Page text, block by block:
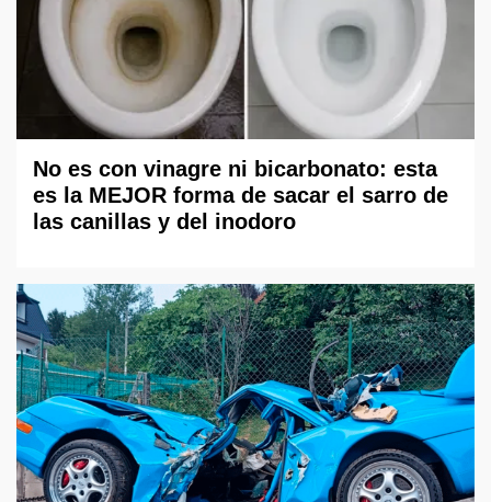
No es con vinagre ni bicarbonato: esta
es la MEJOR forma de sacar el sarro de
las canillas y del inodoro